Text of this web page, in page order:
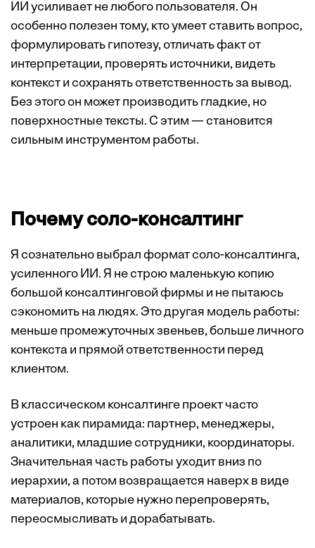
ИИ усиливает не любого пользователя. Он
особенно полезен тому, кто умеет ставить вопрос,
формулировать гипотезу, отличать факт от
интерпретации, проверять источники, видеть
контекст и сохранять ответственность за вывод.
Без этого он может производить гладкие, но
поверхностные тексты. С этим — становится
сильным инструментом работы.
Почему соло-консалтинг
Я сознательно выбрал формат соло-консалтинга,
усиленного ИИ. Я не строю маленькую копию
большой консалтинговой фирмы и не пытаюсь
сэкономить на людях. Это другая модель работы:
меньше промежуточных звеньев, больше личного
контекста и прямой ответственности перед
клиентом.
В классическом консалтинге проект часто
устроен как пирамида: партнер, менеджеры,
аналитики, младшие сотрудники, координаторы.
Значительная часть работы уходит вниз по
иерархии, а потом возвращается наверх в виде
материалов, которые нужно перепроверять,
переосмысливать и дорабатывать.